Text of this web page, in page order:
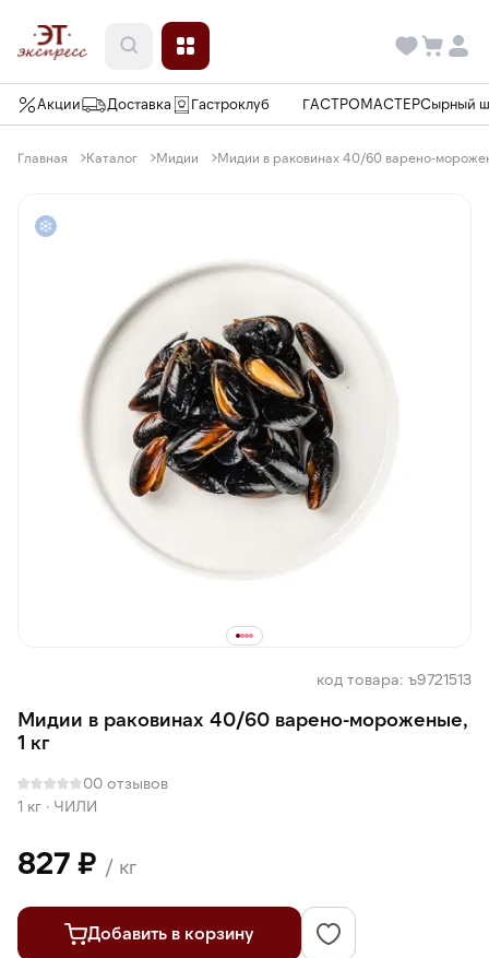
Акции Доставка Гастроклуб ГАСТРОМАСТЕРСырный
Главная Каталог Мидии Мидии в раковинах 40/60 варено-
код товара: ъ9721513
Мидии в раковинах 40/60 варено-мороженые,
1 кг
00 отзывов
1 кг · ЧИЛИ
827 ₽ / кг
Добавить в корзину